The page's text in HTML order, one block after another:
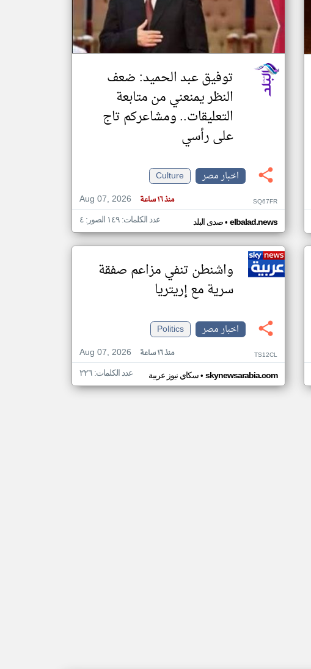
تغيير الدولة
اخبار مصر على مدار الساعة
أهم اخبار مصر العاجلة والمباشرة
توفيق عبد الحميد: ضعف
النظر يمنعني من متابعة
التعليقات.. ومشاعركم تاج
على رأسي
اخبار مصر
Culture
Aug 07, 2026
منذ ١٦ ساعة SQ67FR
صدى البلد• elbalad.news عدد الكلمات: ١٤٩ الصور: ٤
واشنطن تنفي مزاعم صفقة
سرية مع إريتريا
اخبار مصر
Politics
Aug 07, 2026
منذ ١٦ ساعة TS12CL
سكاي نيوز عربية• skynewsarabia.com عدد الكلمات: ٢٢٦
klyoum.com